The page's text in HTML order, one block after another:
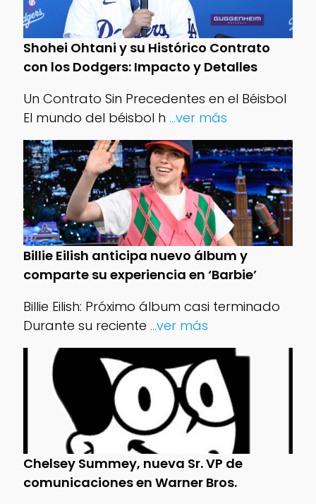
Shohei Ohtani y su Histórico Contrato
con los Dodgers: Impacto y Detalles
Un Contrato Sin Precedentes en el Béisbol
El mundo del béisbol h ...ver más
Billie Eilish anticipa nuevo álbum y
comparte su experiencia en ‘Barbie’
Billie Eilish: Próximo álbum casi terminado
Durante su reciente ...ver más
Chelsey Summey, nueva Sr. VP de
comunicaciones en Warner Bros.